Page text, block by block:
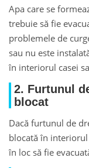
Apa care se
trebuie să fie
problemele de
sau nu este
în interiorul casei
2. Furtunul
blocat
Dacă furtunul de
blocată în
în loc să fie